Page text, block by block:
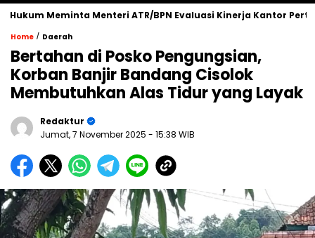
Meminta Menteri ATR/BPN Evaluasi Kinerja Kantor
Home / Daerah
Bertahan di Posko Pengungsian,
Korban Banjir Bandang Cisolok
Membutuhkan Alas Tidur yang Layak
Redaktur
Jumat, 7 November 2025 - 15:38 WIB